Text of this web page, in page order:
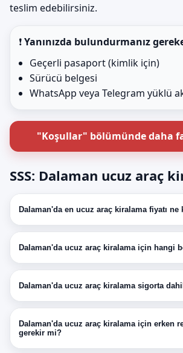
teslim edebilirsiniz.
❗Yanınızda bulundurmanız
Geçerli pasaport (kimlik için)
Sürücü belgesi
WhatsApp veya Telegram yüklü
"Koşullar" bölümünde daha
SSS: Dalaman ucuz araç
Dalaman'da en ucuz araç kiralama fiyatı ne
Dalaman'da ucuz araç kiralama için hangi
Dalaman'da ucuz araç kiralama sigorta
Dalaman'da ucuz araç kiralama için erken
gerekir mi?